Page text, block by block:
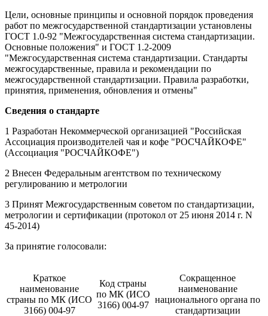
Цели, основные принципы и основной порядок проведения
работ по межгосударственной стандартизации установлены
ГОСТ 1.0-92 "Межгосударственная система стандартизации.
Основные положения" и ГОСТ 1.2-2009
"Межгосударственная система стандартизации. Стандарты
межгосударственные, правила и рекомендации по
межгосударственной стандартизации. Правила разработки,
принятия, применения, обновления и отмены"
Сведения о стандарте
1 Разработан Некоммерческой организацией "Российская
Ассоциация производителей чая и кофе "РОСЧАЙКОФЕ"
(Ассоциация "РОСЧАЙКОФЕ")
2 Внесен Федеральным агентством по техническому
регулированию и метрологии
3 Принят Межгосударственным советом по стандартизации,
метрологии и сертификации (протокол от 25 июня 2014 г. N
45-2014)
За принятие голосовали:
Краткое
наименование
страны по МК (ИСО
3166) 004-97
Код страны
по МК (ИСО
3166) 004-97
Сокращенное
наименование
национального органа по
стандартизации